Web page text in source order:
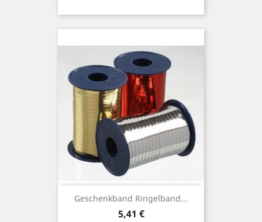
Geschenkband Ringelband...
Preis
5,41 €